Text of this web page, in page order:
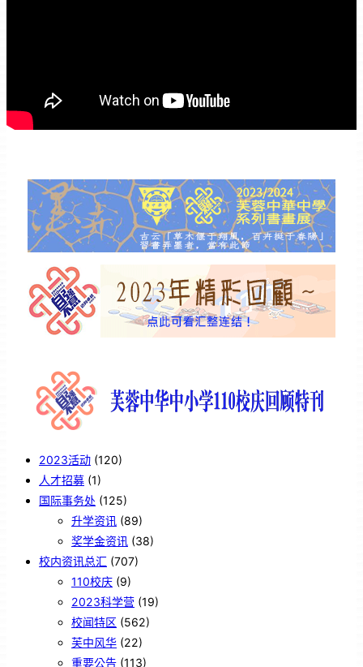
2023活动 (120)
人才招募 (1)
国际事务处 (125)
升学资讯 (89)
奖学金资讯 (38)
校内资讯总汇 (707)
110校庆 (9)
2023科学营 (19)
校闻特区 (562)
芙中风华 (22)
重要公告 (113)